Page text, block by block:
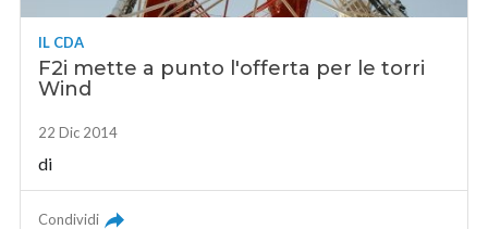
IL CDA
F2i mette a punto l'offerta per le torri
Wind
22 Dic 2014
di
Condividi